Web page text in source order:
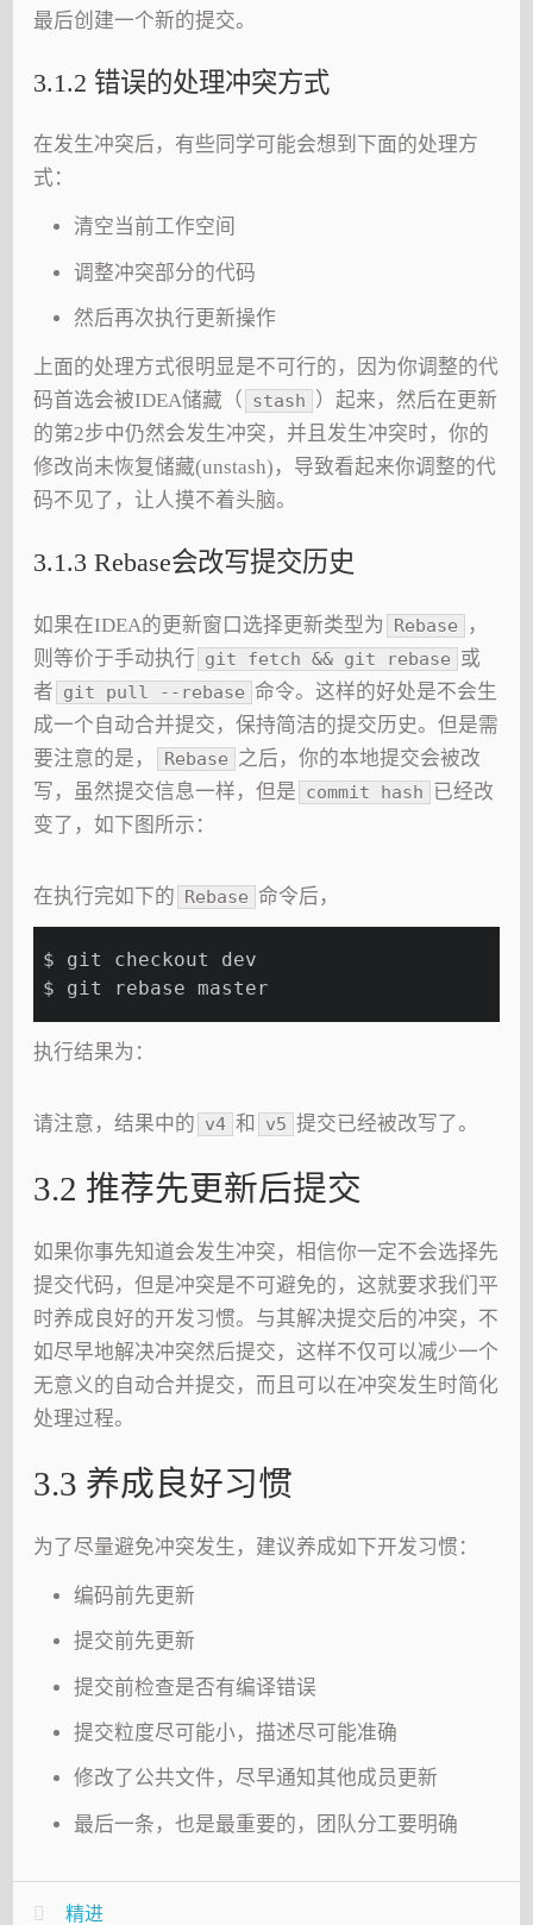
最后创建一个新的提交。
3.1.2 错误的处理冲突方式
在发生冲突后，有些同学可能会想到下面的处理方
式：
清空当前工作空间
调整冲突部分的代码
然后再次执行更新操作
上面的处理方式很明显是不可行的，因为你调整的代
码首选会被IDEA储藏（
stash
）起来，然后在更新
的第2步中仍然会发生冲突，并且发生冲突时，你的
修改尚未恢复储藏(unstash)，导致看起来你调整的代
码不见了，让人摸不着头脑。
3.1.3 Rebase会改写提交历史
如果在IDEA的更新窗口选择更新类型为 Rebase
，
则等价于手动执行 git fetch && git rebase 或
者 git pull --rebase 命令。这样的好处是不会生
成一个自动合并提交，保持简洁的提交历史。但是需
要注意的是，
Rebase 之后，你的本地提交会被改
写，虽然提交信息一样，但是 commit hash 已经改
变了，如下图所示：
在执行完如下的 Rebase 命令后，
$ git checkout dev
$ git rebase master
执行结果为：
请注意，结果中的 v4 和 v5 提交已经被改写了。
3.2 推荐先更新后提交
如果你事先知道会发生冲突，相信你一定不会选择先
提交代码，但是冲突是不可避免的，这就要求我们平
时养成良好的开发习惯。与其解决提交后的冲突，不
如尽早地解决冲突然后提交，这样不仅可以减少一个
无意义的自动合并提交，而且可以在冲突发生时简化
处理过程。
3.3 养成良好习惯
为了尽量避免冲突发生，建议养成如下开发习惯：
编码前先更新
提交前先更新
提交前检查是否有编译错误
提交粒度尽可能小，描述尽可能准确
修改了公共文件，尽早通知其他成员更新
最后一条，也是最重要的，团队分工要明确
精进